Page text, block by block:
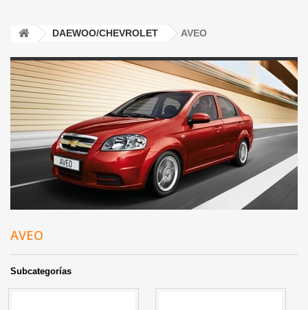
DAEWOO/CHEVROLET AVEO
AVEO
Subcategorías